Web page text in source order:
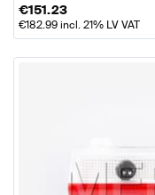
€151.23
€182.99incl. 21% LV VAT